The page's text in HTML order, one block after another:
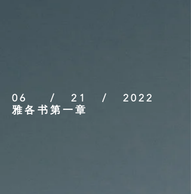
06 / 21 / 2022
雅各书第一章